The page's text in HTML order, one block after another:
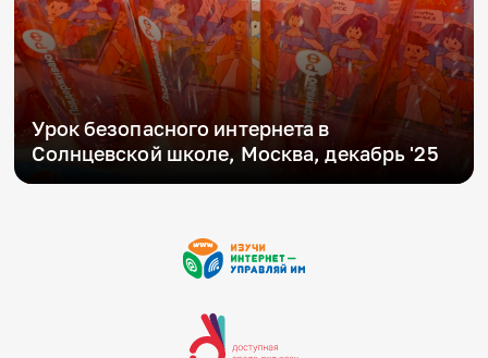
Урок безопасного интернета в
Солнцевской школе, Москва, декабрь '25